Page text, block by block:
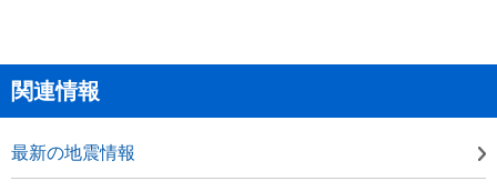
関連情報
最新の地震情報